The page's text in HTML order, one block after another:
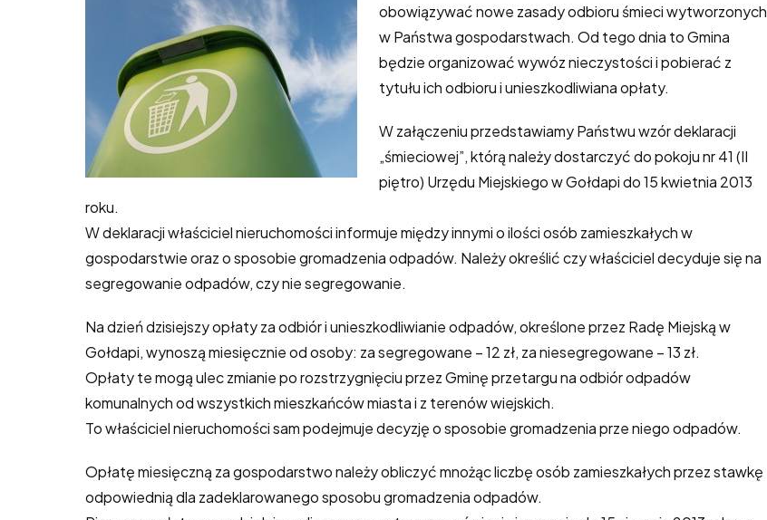
obowiązywać nowe zasady odbioru śmieci wytworzonych
w Państwa gospodarstwach. Od tego dnia to Gmina
będzie organizować wywóz nieczystości i pobierać z
tytułu ich odbioru i unieszkodliwiana opłaty.
W załączeniu przedstawiamy Państwu wzór deklaracji
„śmieciowej”, którą należy dostarczyć do pokoju nr 41 (II
piętro) Urzędu Miejskiego w Gołdapi do 15 kwietnia 2013
roku.
W deklaracji właściciel nieruchomości informuje między innymi o ilości osób zamieszkałych w
gospodarstwie oraz o sposobie gromadzenia odpadów. Należy określić czy właściciel decyduje się na
segregowanie odpadów, czy nie segregowanie.
Na dzień dzisiejszy opłaty za odbiór i unieszkodliwianie odpadów, określone przez Radę Miejską w
Gołdapi, wynoszą miesięcznie od osoby: za segregowane – 12 zł, za niesegregowane – 13 zł.
Opłaty te mogą ulec zmianie po rozstrzygnięciu przez Gminę przetargu na odbiór odpadów
komunalnych od wszystkich mieszkańców miasta i z terenów wiejskich.
To właściciel nieruchomości sam podejmuje decyzję o sposobie gromadzenia prze niego odpadów.
Opłatę miesięczną za gospodarstwo należy obliczyć mnożąc liczbę osób zamieszkałych przez stawkę
odpowiednią dla zadeklarowanego sposobu gromadzenia odpadów.